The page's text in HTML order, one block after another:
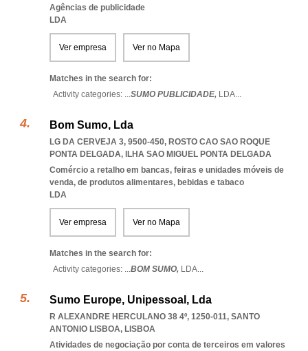
Agências de publicidade
LDA
Ver empresa Ver no Mapa
Matches in the search for:
Activity categories: ...SUMO PUBLICIDADE, LDA...
Bom Sumo, Lda
LG DA CERVEJA 3, 9500-450, ROSTO CAO SAO ROQUE
PONTA DELGADA, ILHA SAO MIGUEL PONTA DELGADA
Comércio a retalho em bancas, feiras e unidades móveis de
venda, de produtos alimentares, bebidas e tabaco
LDA
Ver empresa Ver no Mapa
Matches in the search for:
Activity categories: ...BOM SUMO, LDA...
Sumo Europe, Unipessoal, Lda
R ALEXANDRE HERCULANO 38 4º, 1250-011, SANTO
ANTONIO LISBOA, LISBOA
Atividades de negociação por conta de terceiros em valores